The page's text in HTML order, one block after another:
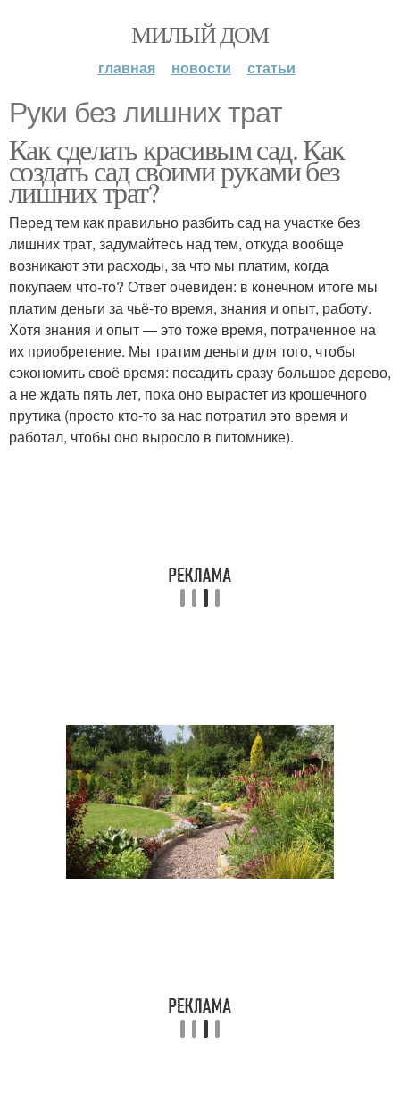
МИЛЫЙ ДОМ
главная новости статьи
Руки без лишних трат
Как сделать красивым сад. Как
создать сад своими руками без
лишних трат?
Перед тем как правильно разбить сад на участке без
лишних трат, задумайтесь над тем, откуда вообще
возникают эти расходы, за что мы платим, когда
покупаем что-то? Ответ очевиден: в конечном итоге мы
платим деньги за чьё-то время, знания и опыт, работу.
Хотя знания и опыт — это тоже время, потраченное на
их приобретение. Мы тратим деньги для того, чтобы
сэкономить своё время: посадить сразу большое дерево,
а не ждать пять лет, пока оно вырастет из крошечного
прутика (просто кто-то за нас потратил это время и
работал, чтобы оно выросло в питомнике).